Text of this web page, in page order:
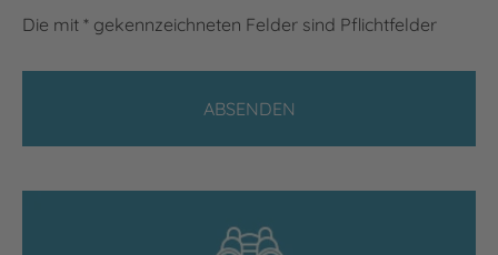
Die mit * gekennzeichneten Felder sind Pflichtfelder